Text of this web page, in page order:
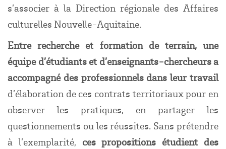
s’associer à la Direction régionale des Affaires
culturelles Nouvelle-Aquitaine.
Entre recherche et formation de terrain, une
équipe d’étudiants et d’enseignants-chercheurs a
accompagné des professionnels dans leur travail
d’élaboration de ces contrats territoriaux pour en
observer les pratiques, en partager les
questionnements ou les réussites. Sans prétendre
à l’exemplarité, ces propositions étudient des